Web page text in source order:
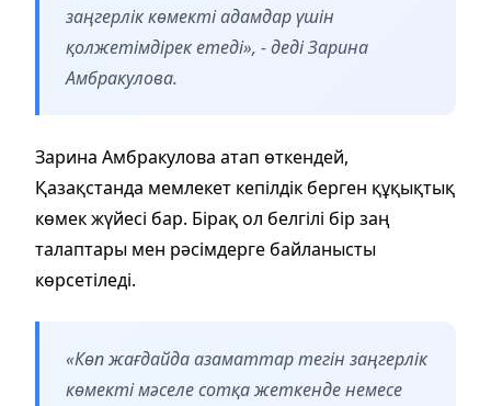
заңгерлік көмекті адамдар үшін
қолжетімдірек етеді», - деді Зарина
Амбракулова.
Зарина Амбракулова атап өткендей,
Қазақстанда мемлекет кепілдік берген құқықтық
көмек жүйесі бар. Бірақ ол белгілі бір заң
талаптары мен рәсімдерге байланысты
көрсетіледі.
«Көп жағдайда азаматтар тегін заңгерлік
көмекті мәселе сотқа жеткенде немесе